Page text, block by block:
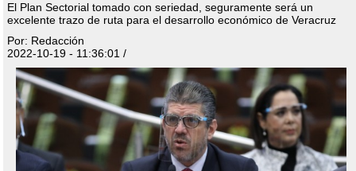
El Plan Sectorial tomado con seriedad, seguramente será un
excelente trazo de ruta para el desarrollo económico de Veracruz
Por: Redacción
2022-10-19 - 11:36:01 /